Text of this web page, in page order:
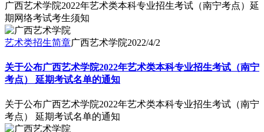
广西艺术学院2022年艺术类本科专业招生考试（南宁考点）延
期网络考试考生须知
艺术类招生简章广西艺术学院2022/4/2
关于公布广西艺术学院2022年艺术类本科专业招生考试（南宁
考点） 延期考试名单的通知
关于公布广西艺术学院2022年艺术类本科专业招生考试（南宁
考点） 延期考试名单的通知